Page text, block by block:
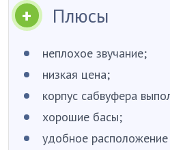
Плюсы
неплохое звучание;
низкая цена;
корпус сабвуфера
хорошие басы;
удобное расположение